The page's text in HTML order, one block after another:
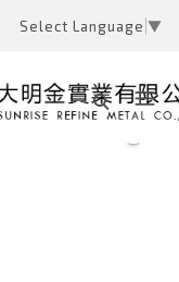
Select Language ▼